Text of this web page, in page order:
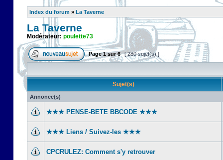
Index du forum » La Taverne
La Taverne
Modérateur: poulette73
Page1sur6 [ 280 sujet(s) ]
Sujet(s)
Annonce(s)
★★★ PENSE-BETE BBCODE ★★★
★★★ Liens / Suivez-les ★★★
CPCRULEZ: Comment s'y retrouver‎